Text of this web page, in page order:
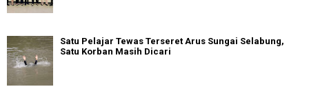
Satu Pelajar Tewas Terseret Arus Sungai Selabung,
Satu Korban Masih Dicari